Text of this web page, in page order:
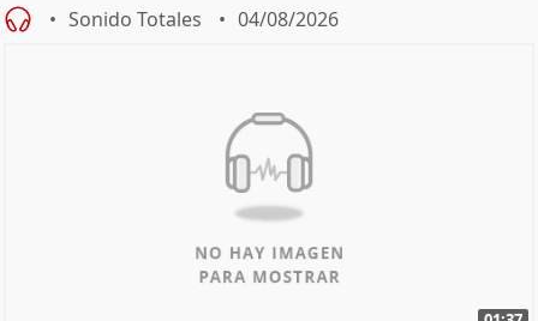
Sonido Totales 04/08/2026